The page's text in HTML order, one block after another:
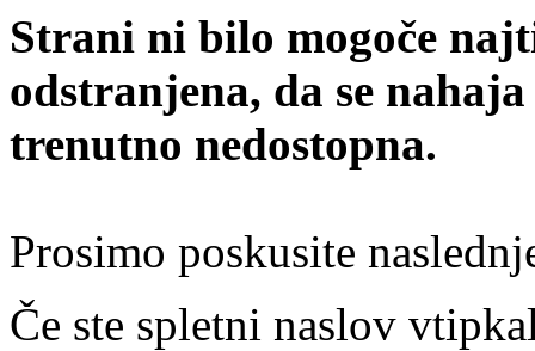
Strani ni bilo mogoče
odstranjena, da se
trenutno nedostopna.
Prosimo poskusite
Če ste spletni naslov